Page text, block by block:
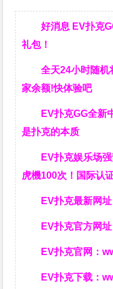
好消息 EV扑克
礼包！
全天24小时随机
家余额!快体验吧
EV扑克GG全新
是扑克的本质
EV扑克娱乐场
虎機100次！国际认
EV扑克最新网
EV扑克官方网
EV扑克官网：
EV扑克下载：